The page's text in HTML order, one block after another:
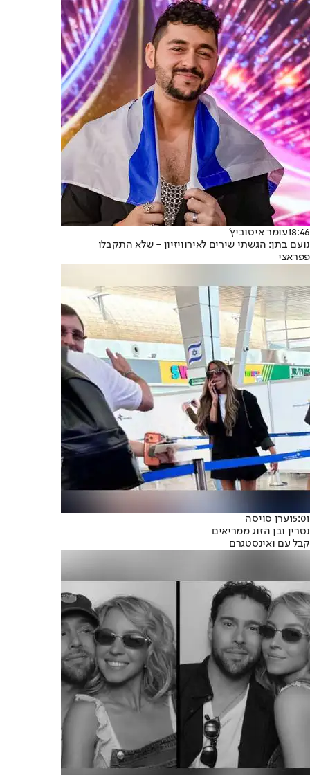
18:46עומר איסוביץ'
נועם בתן: הגשתי שירים לאירוויזיון - שלא התקבלו
פפראצי
15:01ערן סויסה
נסרין ובן הזוג ממריאים
קבל עם ואינסטגרם